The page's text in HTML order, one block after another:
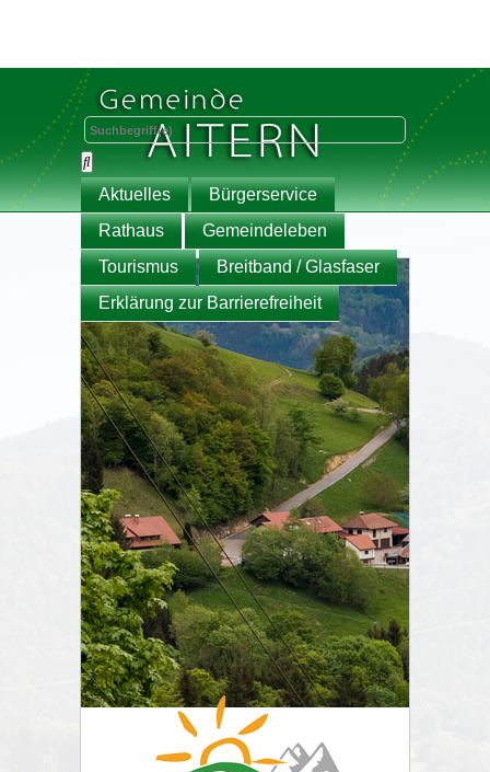
Aktuelles
Bürgerservice
Rathaus
Gemeindeleben
Tourismus
Breitband / Glasfaser
Erklärung zur Barrierefreiheit